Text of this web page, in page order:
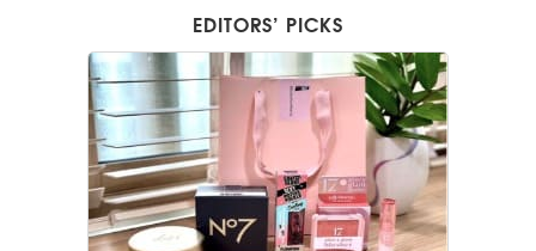
EDITORS’ PICKS